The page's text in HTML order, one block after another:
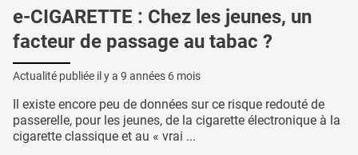
e-CIGARETTE : Chez les jeunes, un
facteur de passage au tabac ?
Actualité publiée il y a 9 années 6 mois
Il existe encore peu de données sur ce risque redouté de
passerelle, pour les jeunes, de la cigarette électronique à la
cigarette classique et au « vrai ...